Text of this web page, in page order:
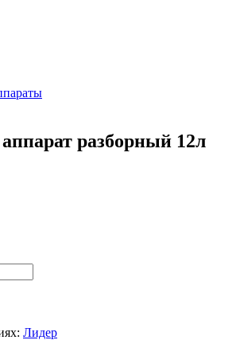
разборный 12л
Лидер